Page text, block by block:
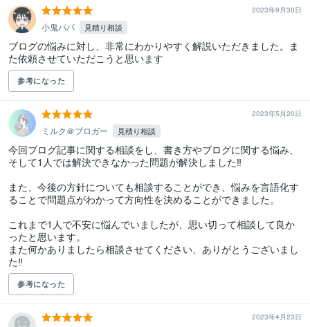
2023年9月30日
小鬼パパ 見積り相談
ブログの悩みに対し、非常にわかりやすく解説いただきました。ま
た依頼させていただこうと思います
参考になった
2023年5月20日
ミルク＠ブロガー 見積り相談
今回ブログ記事に関する相談をし、書き方やブログに関する悩み、
そして1人では解決できなかった問題が解決しました‼︎
また、今後の方針についても相談することができ、悩みを言語化す
ることで問題点がわかって方向性を決めることができました。
これまで1人で不安に悩んでいましたが、思い切って相談して良か
ったと思います。
また何かありましたら相談させてください、ありがとうございまし
た‼︎
参考になった
2023年4月23日